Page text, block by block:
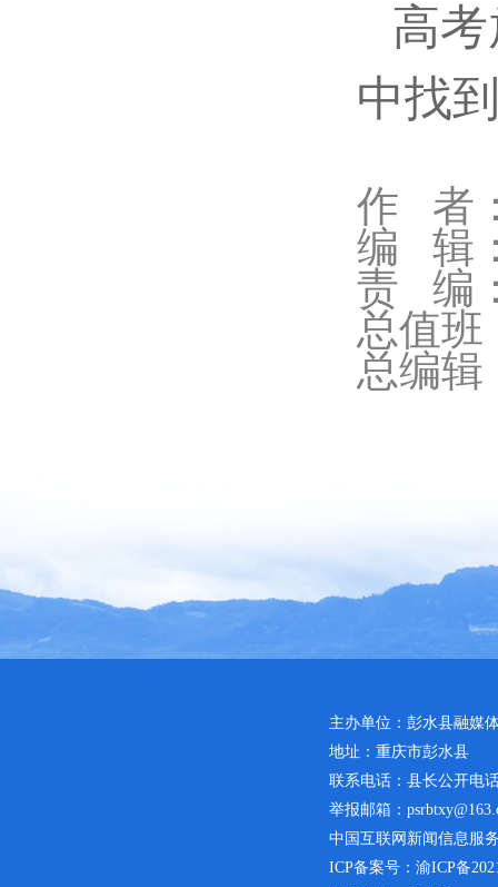
高
中找
作 者
编 辑
责 编
总值班
总编辑
主办单位：彭水县融媒
地址：重庆市彭水县
联系电话：县长公开电
举报邮箱：
中国互联网新闻信息服
ICP备案号： 渝ICP备